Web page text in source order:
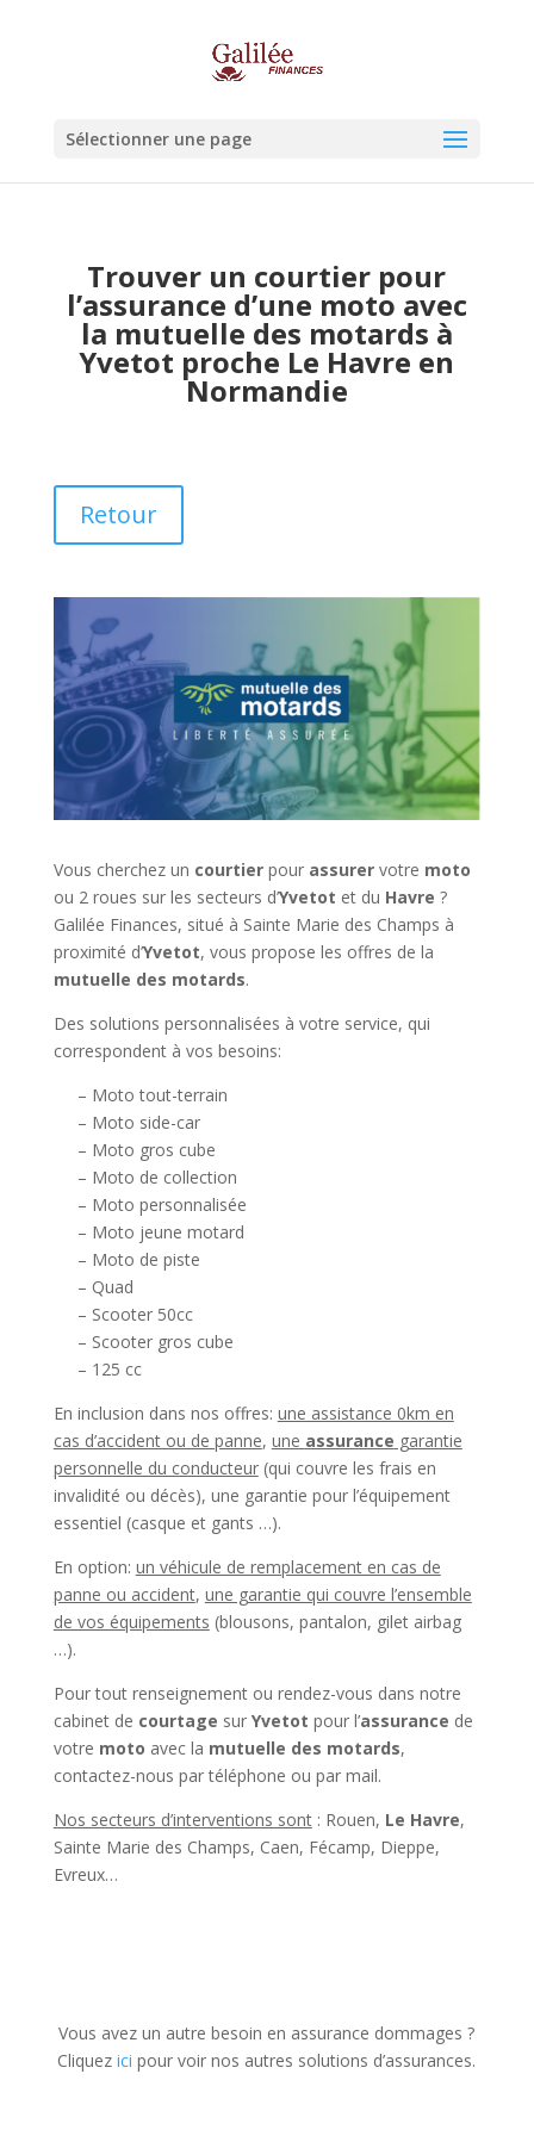
Sélectionner une page
Trouver un courtier pour
l’assurance d’une moto avec
la mutuelle des motards à
Yvetot proche Le Havre en
Normandie
Retour
Vous cherchez un courtierpour assurervotre moto
ou 2 roues sur les secteurs d’Yvetot et du Havre ?
Galilée Finances, situé à Sainte Marie des Champs à
proximité d’Yvetot, vous propose les offres de la
mutuelle des motards.
Des solutions personnalisées à votre service, qui
correspondent à vos besoins:
– Moto tout-terrain
– Moto side-car
– Moto gros cube
– Moto de collection
– Moto personnalisée
– Moto jeune motard
– Moto de piste
– Quad
– Scooter 50cc
– Scooter gros cube
– 125 cc
En inclusion dans nos offres: une assistance 0km en
cas d’accident ou de panne, une assurance garantie
personnelle du conducteur(qui couvre les frais en
invalidité ou décès), une garantie pour l’équipement
essentiel (casque et gants …).
En option: un véhicule de remplacement en cas de
panne ou accident, une garantie qui couvre l’ensemble
de vos équipements (blousons, pantalon, gilet airbag
…).
Pour tout renseignement ou rendez-vous dans notre
cabinet de courtage sur Yvetot pour l’assurance de
votre moto avec la mutuelle des motards,
contactez-nous par téléphone ou par mail.
Nos secteurs d’interventions sont: Rouen, Le Havre,
Sainte Marie des Champs, Caen, Fécamp, Dieppe,
Evreux…
Vous avez un autre besoin en assurance dommages ?
Cliquezici pour voir nos autres solutions d’assurances.